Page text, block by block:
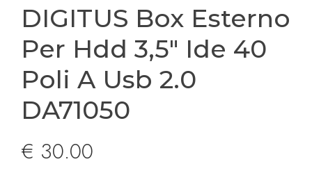
DIGITUS Box Esterno
Per Hdd 3,5″ Ide 40
Poli A Usb 2.0
DA71050
€ 30.00